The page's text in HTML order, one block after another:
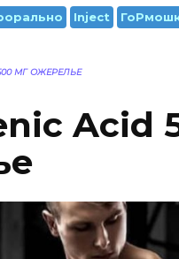
Inject
500 МГ ОЖЕРЕЛЬЕ
Acid